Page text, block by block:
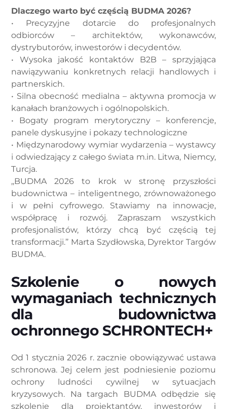
Dlaczego warto być częścią BUDMA 2026?
• Precyzyjne dotarcie do profesjonalnych
odbiorców – architektów, wykonawców,
dystrybutorów, inwestorów i decydentów.
• Wysoka jakość kontaktów B2B – sprzyjająca
nawiązywaniu konkretnych relacji handlowych i
partnerskich.
• Silna obecność medialna – aktywna promocja w
kanałach branżowych i ogólnopolskich.
• Bogaty program merytoryczny – konferencje,
panele dyskusyjne i pokazy technologiczne
• Międzynarodowy wymiar wydarzenia – wystawcy
i odwiedzający z całego świata m.in. Litwa, Niemcy,
Turcja.
,,BUDMA 2026 to krok w stronę przyszłości
budownictwa – inteligentnego, zrównoważonego
i w pełni cyfrowego. Stawiamy na innowacje,
współpracę i rozwój. Zapraszam wszystkich
profesjonalistów, którzy chcą być częścią tej
transformacji.’’ Marta Szydłowska, Dyrektor Targów
BUDMA.
Szkolenie o nowych
wymaganiach technicznych
dla budownictwa
ochronnego SCHRONTECH+
Od 1 stycznia 2026 r. zacznie obowiązywać ustawa
schronowa. Jej celem jest podniesienie poziomu
ochrony ludności cywilnej w sytuacjach
kryzysowych. Na targach BUDMA odbędzie się
szkolenie dla projektantów, inwestorów i